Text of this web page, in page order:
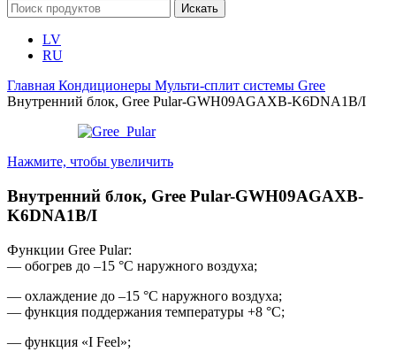
Искать
LV
RU
Главная Кондиционеры Мульти-сплит системы Gree
Внутренний блок, Gree Pular-GWH09AGAXB-K6DNA1B/I
Нажмите, чтобы увеличить
Внутренний блок, Gree Pular-GWH09AGAXB-
K6DNA1B/I
Функции Gree Pular:
— обогрев до –15 °C наружного воздуха;
— охлаждение до –15 °C наружного воздуха;
— функция поддержания температуры +8 °C;
— функция «I Feel»;